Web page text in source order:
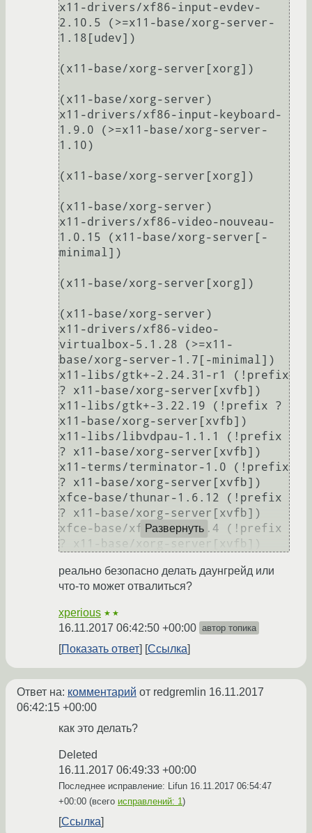
x11-drivers/xf86-input-evdev-
2.10.5 (>=x11-base/xorg-server-
1.18[udev])
(x11-base/xorg-server[xorg])
(x11-base/xorg-server)
x11-drivers/xf86-input-keyboard-
1.9.0 (>=x11-base/xorg-server-
1.10)
(x11-base/xorg-server[xorg])
(x11-base/xorg-server)
x11-drivers/xf86-video-nouveau-
1.0.15 (x11-base/xorg-server[-
minimal])
(x11-base/xorg-server[xorg])
(x11-base/xorg-server)
x11-drivers/xf86-video-
virtualbox-5.1.28 (>=x11-
base/xorg-server-1.7[-minimal])
x11-libs/gtk+-2.24.31-r1 (!prefix
? x11-base/xorg-server[xvfb])
x11-libs/gtk+-3.22.19 (!prefix ?
x11-base/xorg-server[xvfb])
x11-libs/libvdpau-1.1.1 (!prefix
? x11-base/xorg-server[xvfb])
x11-terms/terminator-1.0 (!prefix
? x11-base/xorg-server[xvfb])
xfce-base/thunar-1.6.12 (!prefix
? x11-base/xorg-server[xvfb])
xfce-base/xfconf-4.13.4 (!prefix
Развернуть
реально безопасно делать даунгрейд или
что-то может отвалиться?
xperious ★★
16.11.2017 06:42:50 +00:00 автор топика
Показать ответ Ссылка
Ответ на: комментарий от redgremlin 16.11.2017
06:42:15 +00:00
как это делать?
Deleted
16.11.2017 06:49:33 +00:00
Последнее исправление: Lifun 16.11.2017 06:54:47
+00:00 (всего исправлений: 1)
Ссылка